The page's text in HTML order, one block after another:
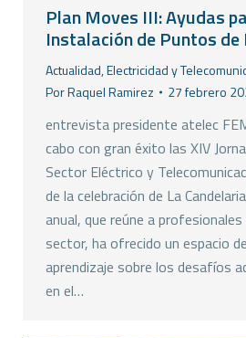
Plan Moves III: Ayudas
Instalación de Puntos de
Actualidad,Electricidad y
PorRaquel Ramirez 27 febrero
entrevista presidente atelec
cabo con gran éxito las XIV
Sector Eléctrico y
de la celebración de La
anual, que reúne a
sector, ha ofrecido un espacio
aprendizaje sobre los desafíos
en el…